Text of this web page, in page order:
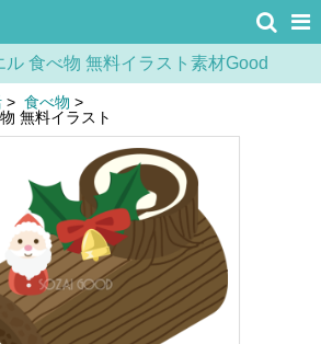
ル 食べ物 無料イラスト素材Good
> 食べ物 >
無料イラスト